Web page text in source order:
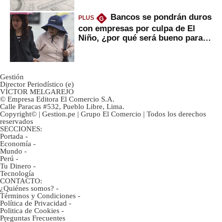
PLUS G
Bancos se pondrán duros
con empresas por culpa de El
Niño, ¿por qué será bueno para
Gestión
Director Periodístico (e)
VÍCTOR MELGAREJO
© Empresa Editora El Comercio S.A.
Calle Paracas #532, Pueblo Libre, Lima.
Copyright© | Gestion.pe | Grupo El Comercio | Todos los derechos
reservados
SECCIONES:
Portada -
Economía -
Mundo -
Perú -
Tu Dinero -
Tecnología
CONTACTO:
¿Quiénes somos? -
Términos y Condiciones -
Política de Privacidad -
Politica de Cookies -
Preguntas Frecuentes